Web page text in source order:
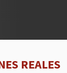
DE
REALES
REALES